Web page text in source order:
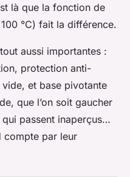
là que la fonction de
°C) fait la différence.
aussi importantes :
protection anti-
et base pivotante
que l’on soit gaucher
passent inaperçus…
compte par leur